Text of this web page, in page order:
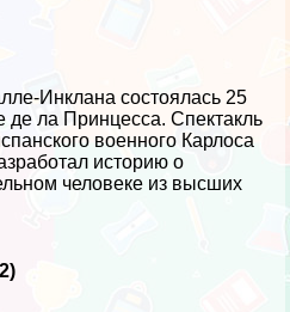
Инклана состоялась 25
де ла Принцесса. Спектакль
военного Карлоса
историю о
человеке из высших